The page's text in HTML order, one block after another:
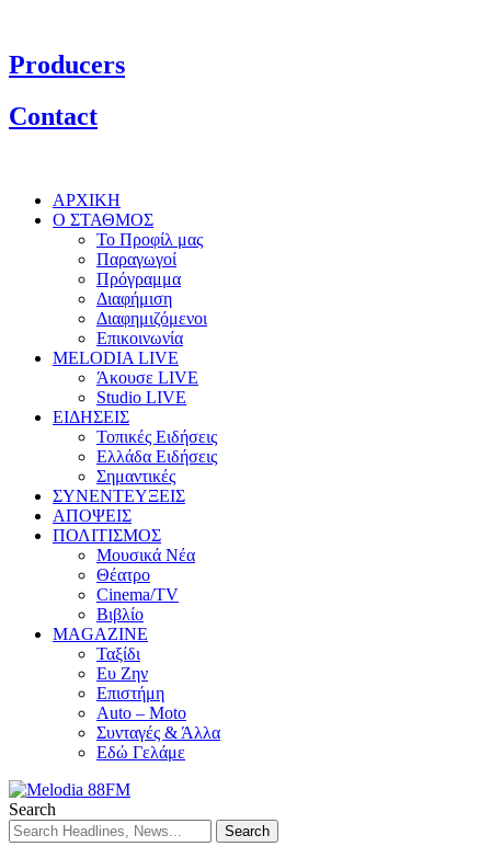
Producers
Contact
ΑΡΧΙΚΗ
Ο ΣΤΑΘΜΟΣ
Το Προφίλ μας
Παραγωγοί
Πρόγραμμα
Διαφήμιση
Διαφημιζόμενοι
Επικοινωνία
MELODIA LIVE
Άκουσε LIVE
Studio LIVE
ΕΙΔΗΣΕΙΣ
Τοπικές Ειδήσεις
Ελλάδα Ειδήσεις
Σημαντικές
ΣΥΝΕΝΤΕΥΞΕΙΣ
ΑΠΟΨΕΙΣ
ΠΟΛΙΤΙΣΜΟΣ
Μουσικά Νέα
Θέατρο
Cinema/TV
Βιβλίο
MAGAZINE
Ταξίδι
Ευ Ζην
Επιστήμη
Auto – Moto
Συνταγές & Άλλα
Εδώ Γελάμε
Search